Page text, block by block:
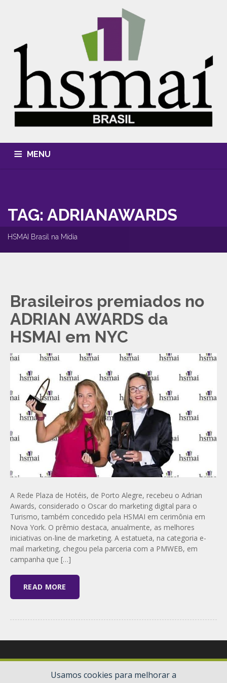
MENU
ASSOCIE-SE CONTATO
TAG: ADRIANAWARDS
HSMAI Brasil na Mídia
Brasileiros premiados no
ADRIAN AWARDS da
HSMAI em NYC
A Rede Plaza de Hotéis, de Porto Alegre, recebeu o Adrian
Awards, considerado o Oscar do marketing digital para o
Turismo, também concedido pela HSMAI em cerimônia em
Nova York. O prêmio destaca, anualmente, as melhores
iniciativas on-line de marketing. A estatueta, na categoria e-
mail marketing, chegou pela parceria com a PMWEB, em
campanha que […]
READ MORE
Usamos cookies para melhorar a